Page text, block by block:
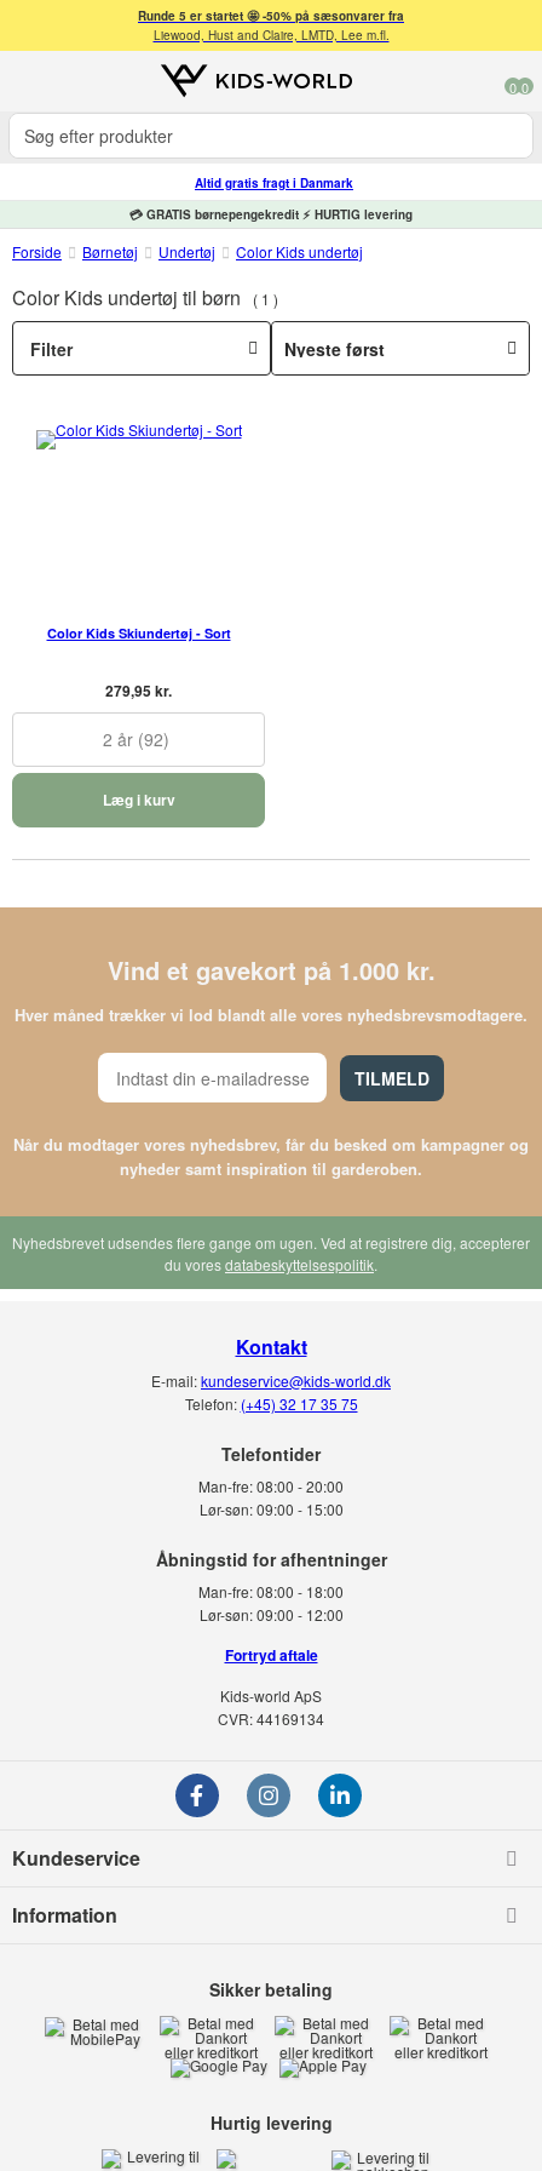
Runde 5 er startet 🤩 -50% på sæsonvarer fra
Liewood, Hust and Claire, LMTD, Lee m.fl.
0 0
Altid gratis fragt i Danmark
💳 GRATIS børnepengekredit ⚡ HURTIG levering
Forside Børnetøj Undertøj Color Kids undertøj
Color Kids undertøj til børn 1
Filter
Color Kids Skiundertøj - Sort
279,95 kr.
2 år (92)
Læg i kurv
Vind et gavekort på 1.000 kr.
Hver måned trækker vi lod blandt alle vores nyhedsbrevsmodtagere.
TILMELD
Når du modtager vores nyhedsbrev, får du besked om kampagner og
nyheder samt inspiration til garderoben.
Nyhedsbrevet udsendes flere gange om ugen. Ved at registrere dig, accepterer
du voresdatabeskyttelsespolitik.
Kontakt
E-mail:kundeservice@kids-world.dk
Telefon: (+45) 32 17 35 75
Telefontider
Man-fre:08:00 - 20:00
Lør-søn: 09:00 - 15:00
Man-fre:08:00 - 18:00
Lør-søn:09:00 - 12:00
Fortryd aftale
Kids-world ApS
CVR: 44169134
Kundeservice
Information
Sikker betaling
Hurtig levering